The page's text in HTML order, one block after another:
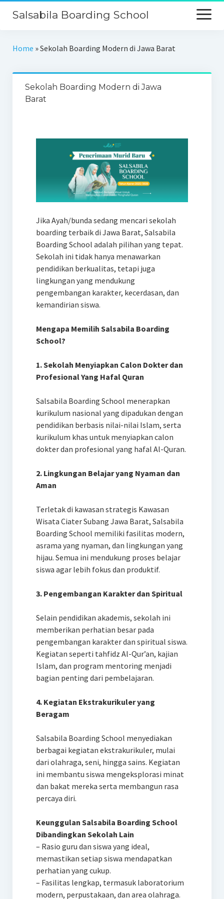
Salsabila Boarding School
Beranda
Kurikulum
Home »Sekolah Boarding Modern di Jawa Barat
Sekolah Boarding Modern di Jawa
Barat
Jika Ayah/bunda sedang mencari sekolah
boarding terbaik di Jawa Barat, Salsabila
Boarding School adalah pilihan yang tepat.
Sekolah ini tidak hanya menawarkan
pendidikan berkualitas, tetapi juga
lingkungan yang mendukung
pengembangan karakter, kecerdasan, dan
kemandirian siswa.
Mengapa Memilih Salsabila Boarding
School?
1. Sekolah Menyiapkan Calon Dokter dan
Profesional Yang Hafal Quran
Salsabila Boarding School menerapkan
kurikulum nasional yang dipadukan dengan
pendidikan berbasis nilai-nilai Islam, serta
kurikulum khas untuk menyiapkan calon
dokter dan profesional yang hafal Al-Quran.
2. Lingkungan Belajar yang Nyaman dan
Aman
Terletak di kawasan strategis Kawasan
Wisata Ciater Subang Jawa Barat, Salsabila
Boarding School memiliki fasilitas modern,
asrama yang nyaman, dan lingkungan yang
hijau. Semua ini mendukung proses belajar
siswa agar lebih fokus dan produktif.
3. Pengembangan Karakter dan Spiritual
Selain pendidikan akademis, sekolah ini
memberikan perhatian besar pada
pengembangan karakter dan spiritual siswa.
Kegiatan seperti tahfidz Al-Qur’an, kajian
Islam, dan program mentoring menjadi
bagian penting dari pembelajaran.
4. Kegiatan Ekstrakurikuler yang
Beragam
Salsabila Boarding School menyediakan
berbagai kegiatan ekstrakurikuler, mulai
dari olahraga, seni, hingga sains. Kegiatan
ini membantu siswa mengeksplorasi minat
dan bakat mereka serta membangun rasa
percaya diri.
Keunggulan Salsabila Boarding School
Dibandingkan Sekolah Lain
– Rasio guru dan siswa yang ideal,
memastikan setiap siswa mendapatkan
perhatian yang cukup.
– Fasilitas lengkap, termasuk laboratorium
modern, perpustakaan, dan area olahraga.